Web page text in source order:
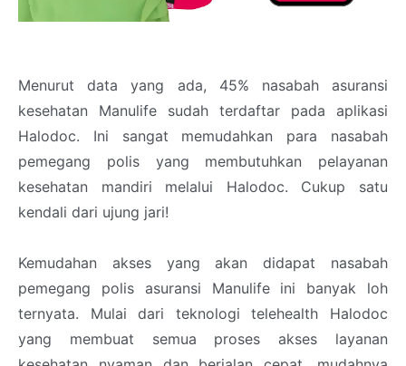
Menurut data yang ada, 45% nasabah asuransi
kesehatan Manulife sudah terdaftar pada aplikasi
Halodoc. Ini sangat memudahkan para nasabah
pemegang polis yang membutuhkan pelayanan
kesehatan mandiri melalui Halodoc. Cukup satu
kendali dari ujung jari!
Kemudahan akses yang akan didapat nasabah
pemegang polis asuransi Manulife ini banyak loh
ternyata. Mulai dari teknologi telehealth Halodoc
yang membuat semua proses akses layanan